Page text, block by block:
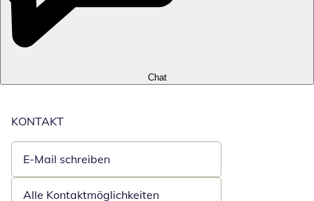
Chat
KONTAKT
E-Mail schreiben
Öffnet E-Mail-Client
Alle Kontaktmöglichkeiten